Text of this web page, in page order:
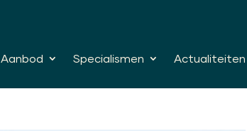
Aanbod Specialismen Actualiteiten